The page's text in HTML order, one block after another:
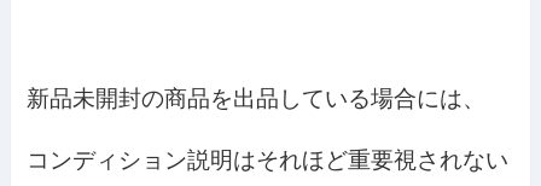
新品未開封の商品を出品している場合には、
コンディション説明はそれほど重要視されない